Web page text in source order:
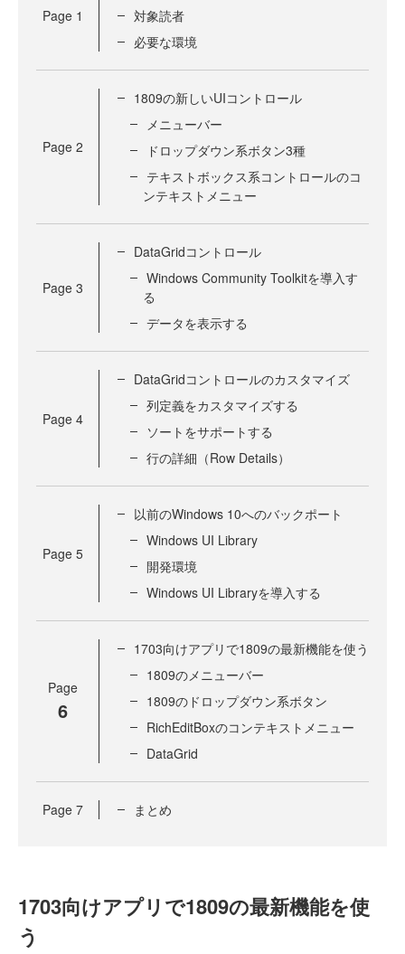
Page 1
対象読者
必要な環境
Page 2
1809の新しいUIコントロール
メニューバー
ドロップダウン系ボタン3種
テキストボックス系コントロールのコ
ンテキストメニュー
Page 3
DataGridコントロール
Windows Community Toolkitを導入す
る
データを表示する
Page 4
DataGridコントロールのカスタマイズ
列定義をカスタマイズする
ソートをサポートする
行の詳細（Row Details）
Page 5
以前のWindows 10へのバックポート
Windows UI Library
開発環境
Windows UI Libraryを導入する
Page
6
1703向けアプリで1809の最新機能を使う
1809のメニューバー
1809のドロップダウン系ボタン
RichEditBoxのコンテキストメニュー
DataGrid
Page 7 まとめ
1703向けアプリで1809の最新機能を使
う